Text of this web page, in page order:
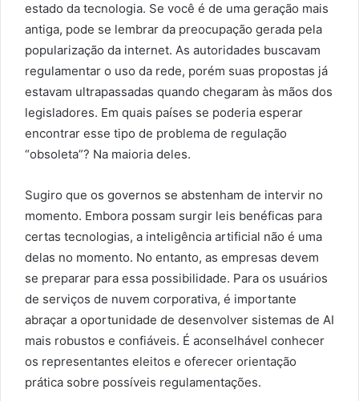
estado da tecnologia. Se você é de uma geração mais
antiga, pode se lembrar da preocupação gerada pela
popularização da internet. As autoridades buscavam
regulamentar o uso da rede, porém suas propostas já
estavam ultrapassadas quando chegaram às mãos dos
legisladores. Em quais países se poderia esperar
encontrar esse tipo de problema de regulação
“obsoleta”? Na maioria deles.
Sugiro que os governos se abstenham de intervir no
momento. Embora possam surgir leis benéficas para
certas tecnologias, a inteligência artificial não é uma
delas no momento. No entanto, as empresas devem
se preparar para essa possibilidade. Para os usuários
de serviços de nuvem corporativa, é importante
abraçar a oportunidade de desenvolver sistemas de AI
mais robustos e confiáveis. É aconselhável conhecer
os representantes eleitos e oferecer orientação
prática sobre possíveis regulamentações.